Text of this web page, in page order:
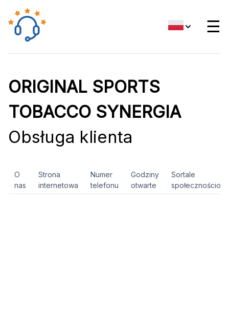
☰
ORIGINAL SPORTS
TOBACCO SYNERGIA
Obsługa klienta
O
nas
Strona
internetowa
Numer
telefonu
Godziny
otwarte
Sortale